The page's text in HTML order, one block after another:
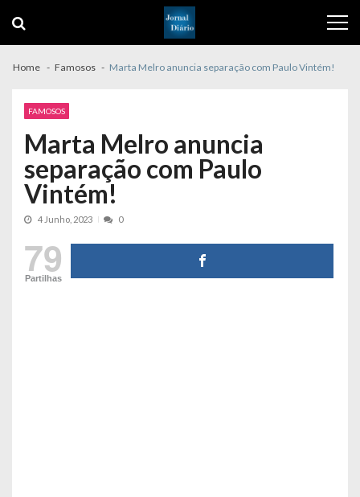
navigation
content
Home Famosos Marta Melro anuncia separação com Paulo Vintém!
FAMOSOS
Marta Melro anuncia
separação com Paulo
Vintém!
4 Junho, 2023 0
79
Partilhas